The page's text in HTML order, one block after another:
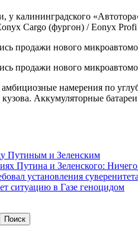
калининградского
Cargo (фургон) / Eonyx
намерения по
Аккумуляторные
Путиным и Зеленским
Путина и Зеленского:
установления
ситуацию в Газе геноцидом
Поиск